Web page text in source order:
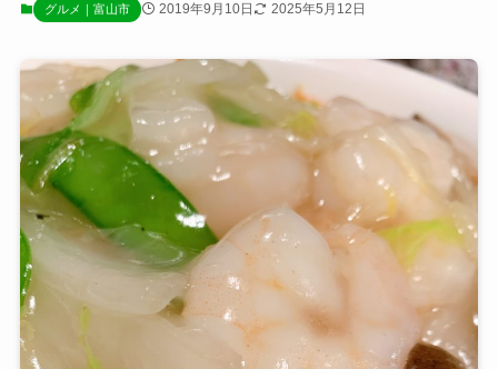
グルメ｜富山市 2019年9月10日 2025年5月12日